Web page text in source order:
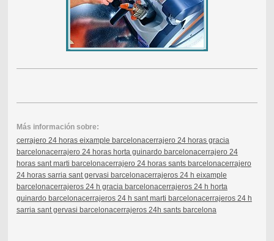
Más información sobre:
cerrajero 24 horas eixample barcelonacerrajero 24 horas gracia
barcelonacerrajero 24 horas horta guinardo barcelonacerrajero 24
horas sant marti barcelonacerrajero 24 horas sants barcelonacerrajero
24 horas sarria sant gervasi barcelonacerrajeros 24 h eixample
barcelonacerrajeros 24 h gracia barcelonacerrajeros 24 h horta
guinardo barcelonacerrajeros 24 h sant marti barcelonacerrajeros 24 h
sarria sant gervasi barcelonacerrajeros 24h sants barcelona